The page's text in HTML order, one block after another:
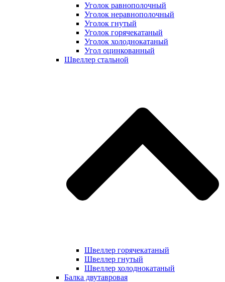
Уголок равнополочный
Уголок неравнополочный
Уголок гнутый
Уголок горячекатаный
Уголок холоднокатаный
Угол оцинкованный
Швеллер стальной
Швеллер горячекатаный
Швеллер гнутый
Швеллер холоднокатаный
Балка двутавровая